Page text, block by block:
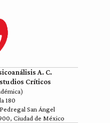
A. C.
Críticos
180
San Ángel
Ciudad de México